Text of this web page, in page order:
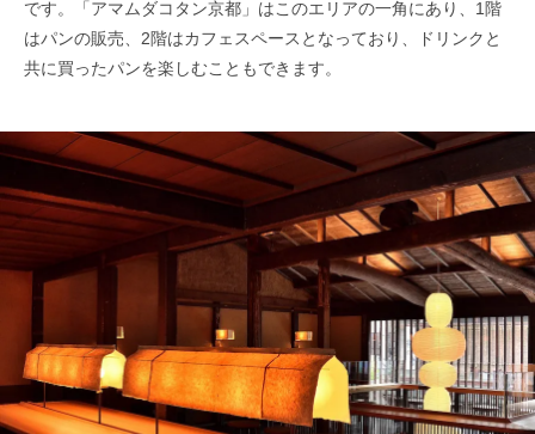
です。「アマムダコタン京都」はこのエリアの一角にあり、1階
はパンの販売、2階はカフェスペースとなっており、ドリンクと
共に買ったパンを楽しむこともできます。